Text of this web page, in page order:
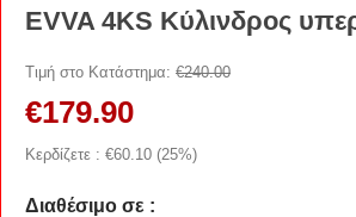
EVVA 4KS Κύλινδρος
Τιμή στο Κατάστημα: €240.00
€179.90
Κερδίζετε : €60.10 (25%)
Διαθέσιμο σε :